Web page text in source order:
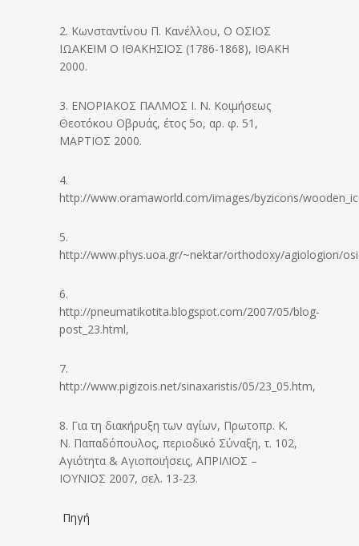
2. Κωνσταντίνου Π. Κανέλλου, Ο ΟΣΙΟΣ
ΙΩΑΚΕΙΜ Ο ΙΘΑΚΗΣΙΟΣ (1786-1868), ΙΘΑΚΗ
2000.
3. ΕΝΟΡΙΑΚΟΣ ΠΑΛΜΟΣ Ι. Ν. Κοιμήσεως
Θεοτόκου Οβρυάς, έτος 5ο, αρ. φ. 51,
ΜΑΡΤΙΟΣ 2000.
4.
http://www.oramaworld.com/images/byzicons/
5.
http://www.phys.uoa.gr/~nektar/orthodoxy/agiologion/
6.
http://pneumatikotita.blogspot.com/2007/05/blog-
post_23.html,
7.
http://www.pigizois.net/sinaxaristis/05/23_05.htm,
8. Για τη διακήρυξη των αγίων, Πρωτοπρ. Κ.
Ν. Παπαδόπουλος, περιοδικό Σύναξη, τ. 102,
Αγιότητα & Αγιοποιήσεις, ΑΠΡΙΛΙΟΣ –
ΙΟΥΝΙΟΣ 2007, σελ. 13-23.
Πηγή